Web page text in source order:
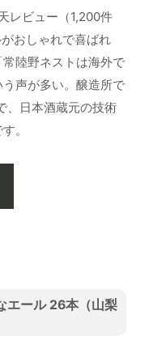
レビュー（1,200件
おしゃれで喜ばれ
陸野ネストは海外で
声が多い。醸造所で
、日本酒蔵元の技術
。
エール 26本（山梨